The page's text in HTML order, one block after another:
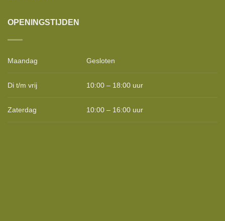
OPENINGSTIJDEN
Maandag Gesloten
Di t/m vrij 10:00 – 18:00 uur
Zaterdag 10:00 – 16:00 uur